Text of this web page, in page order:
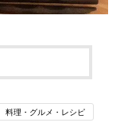
料理・グルメ・レシピ